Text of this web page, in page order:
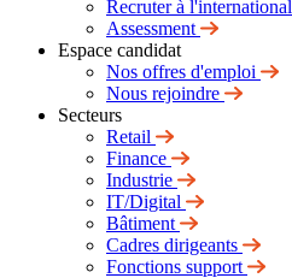
Recruter à l'international
Assessment
Espace candidat
Nos offres d'emploi
Nous rejoindre
Secteurs
Retail
Finance
Industrie
IT/Digital
Bâtiment
Cadres dirigeants
Fonctions support